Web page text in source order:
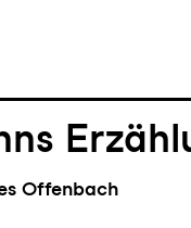
Offenbach